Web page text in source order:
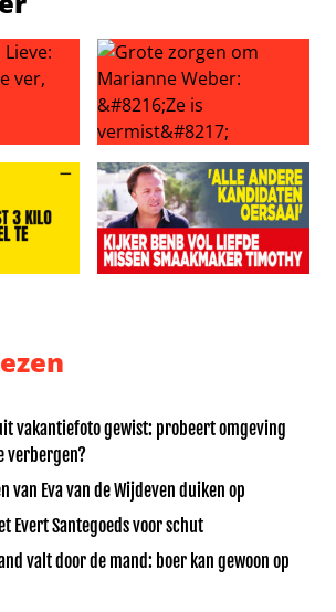
‘Ik ging te ver, maar hij nóg verder!’
Grote zorgen om Marianne
vakantiefoto gewist: probeert omgeving
verbergen?
van Eva van de Wijdeven duiken op
Evert Santegoeds voor schut
valt door de mand: boer kan gewoon op